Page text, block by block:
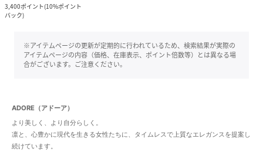
3,400ポイント(10%ポイント
バック)
※アイテムページの更新が定期的に行われているため、検索結果が実際の
アイテムページの内容（価格、在庫表示、ポイント倍数等）とは異なる場
合がございます。ご注意ください。
ADORE（アドーア）
より美しく、より自分らしく。
凛と、心豊かに現代を生きる女性たちに、タイムレスで上質なエレガンスを提案し
続けています。